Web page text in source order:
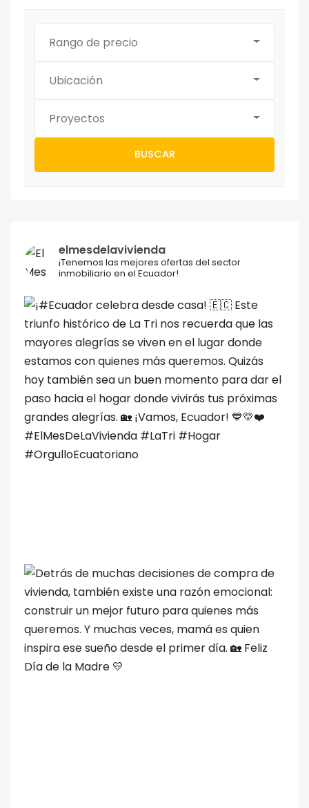
Rango de precio
Ubicación
Proyectos
BUSCAR
elmesdelavivienda
¡Tenemos las mejores ofertas del sector
inmobiliario en el Ecuador!